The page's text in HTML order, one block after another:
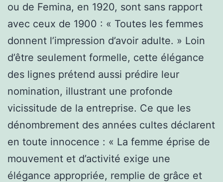
ou de Femina, en 1920, sont sans rapport
avec ceux de 1900 : « Toutes les femmes
donnent l’impression d’avoir adulte. » Loin
d’être seulement formelle, cette élégance
des lignes prétend aussi prédire leur
nomination, illustrant une profonde
vicissitude de la entreprise. Ce que les
dénombrement des années cultes déclarent
en toute innocence : « La femme éprise de
mouvement et d’activité exige une
élégance appropriée, remplie de grâce et